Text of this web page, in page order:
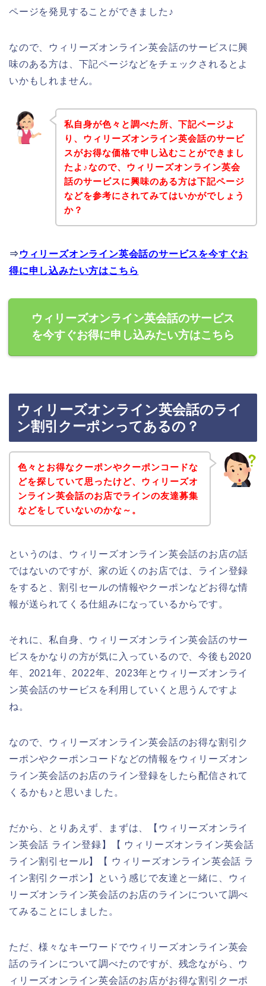
ページを発見することができました♪
なので、ウィリーズオンライン英会話のサービスに興
味のある方は、下記ページなどをチェックされるとよ
いかもしれません。
私自身が色々と調べた所、下記ページよ
り、ウィリーズオンライン英会話のサービ
スがお得な価格で申し込むことができまし
たよ♪なので、ウィリーズオンライン英会
話のサービスに興味のある方は下記ページ
などを参考にされてみてはいかがでしょう
か？
⇒ ウィリーズオンライン英会話のサービスを今すぐお
得に申し込みたい方はこちら
ウィリーズオンライン英会話のサービス
を今すぐお得に申し込みたい方はこちら
ウィリーズオンライン英会話のライ
ン割引クーポンってあるの？
色々とお得なクーポンやクーポンコードな
どを探していて思ったけど、ウィリーズオ
ンライン英会話のお店でラインの友達募集
などをしていないのかな～。
というのは、ウィリーズオンライン英会話のお店の話
ではないのですが、家の近くのお店では、ライン登録
をすると、割引セールの情報やクーポンなどお得な情
報が送られてくる仕組みになっているからです。
それに、私自身、ウィリーズオンライン英会話のサー
ビスをかなりの方が気に入っているので、今後も2020
年、2021年、2022年、2023年とウィリーズオンライ
ン英会話のサービスを利用していくと思うんですよ
ね。
なので、ウィリーズオンライン英会話のお得な割引ク
ーポンやクーポンコードなどの情報をウィリーズオン
ライン英会話のお店のライン登録をしたら配信されて
くるかも♪と思いました。
だから、とりあえず、まずは、【ウィリーズオンライ
ン英会話 ライン登録】【 ウィリーズオンライン英会話
ライン割引セール】【 ウィリーズオンライン英会話 ラ
イン割引クーポン】という感じで友達と一緒に、ウィ
リーズオンライン英会話のお店のラインについて調べ
てみることにしました。
ただ、様々なキーワードでウィリーズオンライン英会
話のラインについて調べたのですが、残念ながら、ウ
ィリーズオンライン英会話のお店がお得な割引クーポ